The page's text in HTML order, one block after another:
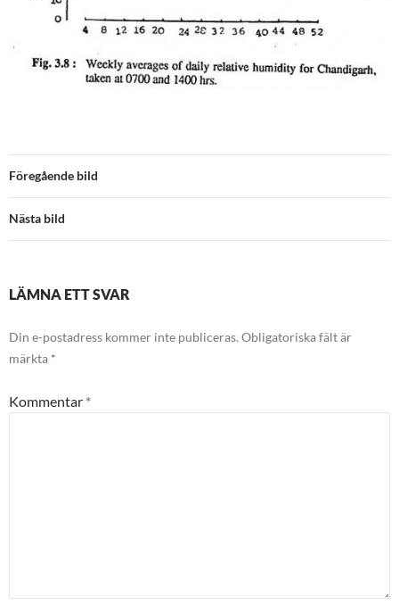
Föregående bild
Nästa bild
LÄMNA ETT SVAR
Din e-postadress kommer inte publiceras. Obligatoriska fält är
märkta *
Kommentar *